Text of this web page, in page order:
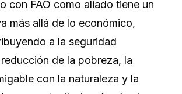
con FAO como aliado tiene un
más allá de lo económico,
a la seguridad
de la pobreza, la
con la naturaleza y la